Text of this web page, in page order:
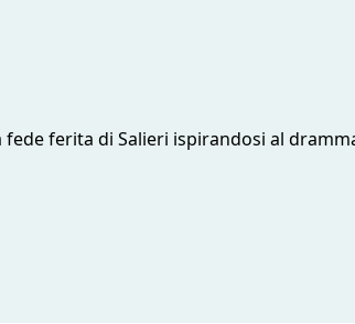
ferita di Salieri ispirandosi al